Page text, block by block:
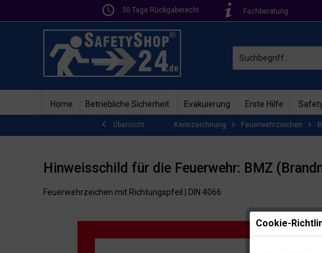
30 Tage Rückgaberecht Fachberatung
Home Betriebliche Sicherheit Evakuierung Erste Hilfe
Übersicht Kennzeichnung Feuerwehrzeichen
Hinweisschild für die Feuerwehr: BMZ
Feuerwehrzeichen mit Richtungspfeil | DIN 4066
Cookie-